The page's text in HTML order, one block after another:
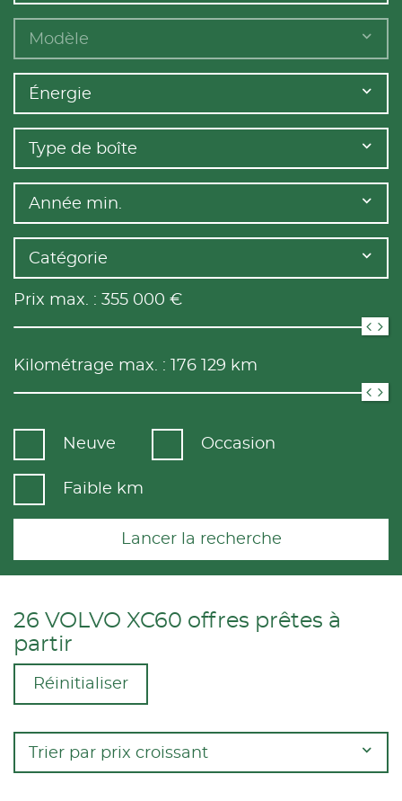
Modèle
Énergie
Type de boîte
Année min.
Catégorie
Prix max. : 355 000 €
Kilométrage max. : 176 129 km
Neuve Occasion
Faible km
Lancer la recherche
26 VOLVO XC60 offres prêtes à
partir
Réinitialiser
Trier par prix croissant